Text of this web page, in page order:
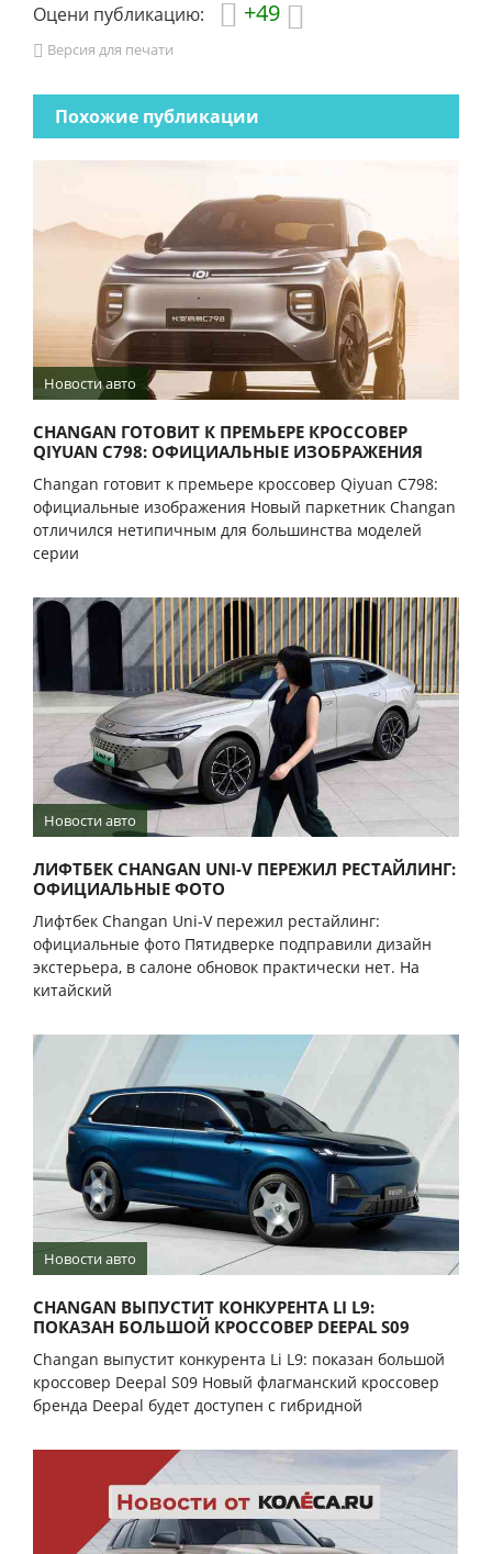
Оцени публикацию: +49
Версия для печати
Похожие публикации
Новости авто
CHANGAN ГОТОВИТ К ПРЕМЬЕРЕ КРОССОВЕР
QIYUAN C798: ОФИЦИАЛЬНЫЕ ИЗОБРАЖЕНИЯ
Changan готовит к премьере кроссовер Qiyuan C798:
официальные изображения Новый паркетник Changan
отличился нетипичным для большинства моделей
серии
Новости авто
ЛИФТБЕК CHANGAN UNI-V ПЕРЕЖИЛ РЕСТАЙЛИНГ:
ОФИЦИАЛЬНЫЕ ФОТО
Лифтбек Changan Uni-V пережил рестайлинг:
официальные фото Пятидверке подправили дизайн
экстерьера, в салоне обновок практически нет. На
китайский
Новости авто
CHANGAN ВЫПУСТИТ КОНКУРЕНТА LI L9:
ПОКАЗАН БОЛЬШОЙ КРОССОВЕР DEEPAL S09
Changan выпустит конкурента Li L9: показан большой
кроссовер Deepal S09 Новый флагманский кроссовер
бренда Deepal будет доступен с гибридной